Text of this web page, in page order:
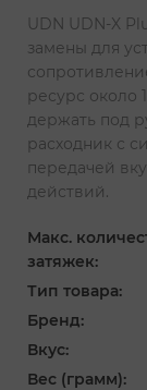
UDN UDN-X
замены для
ресурс около
держать под
расходник с
передачей
действий.
Макс.
затяжек:
Тип товара:
Бренд:
Вкус:
Вес (грамм):